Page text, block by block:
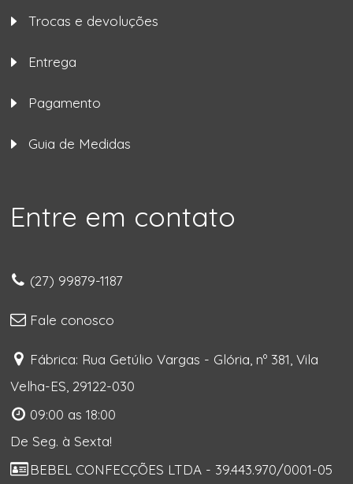
Trocas e devoluções
Entrega
Pagamento
Guia de Medidas
Entre em contato
(27) 99879-1187
Fale conosco
Fábrica: Rua Getúlio Vargas - Glória, nº 381, Vila
Velha-ES, 29122-030
09:00 as 18:00
De Seg. à Sexta!
BEBEL CONFECÇÕES LTDA - 39.443.970/0001-05